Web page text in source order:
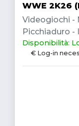
WWE 2K26
Videogiochi -
Picchiaduro -
Disponibilità:
€ Log-in